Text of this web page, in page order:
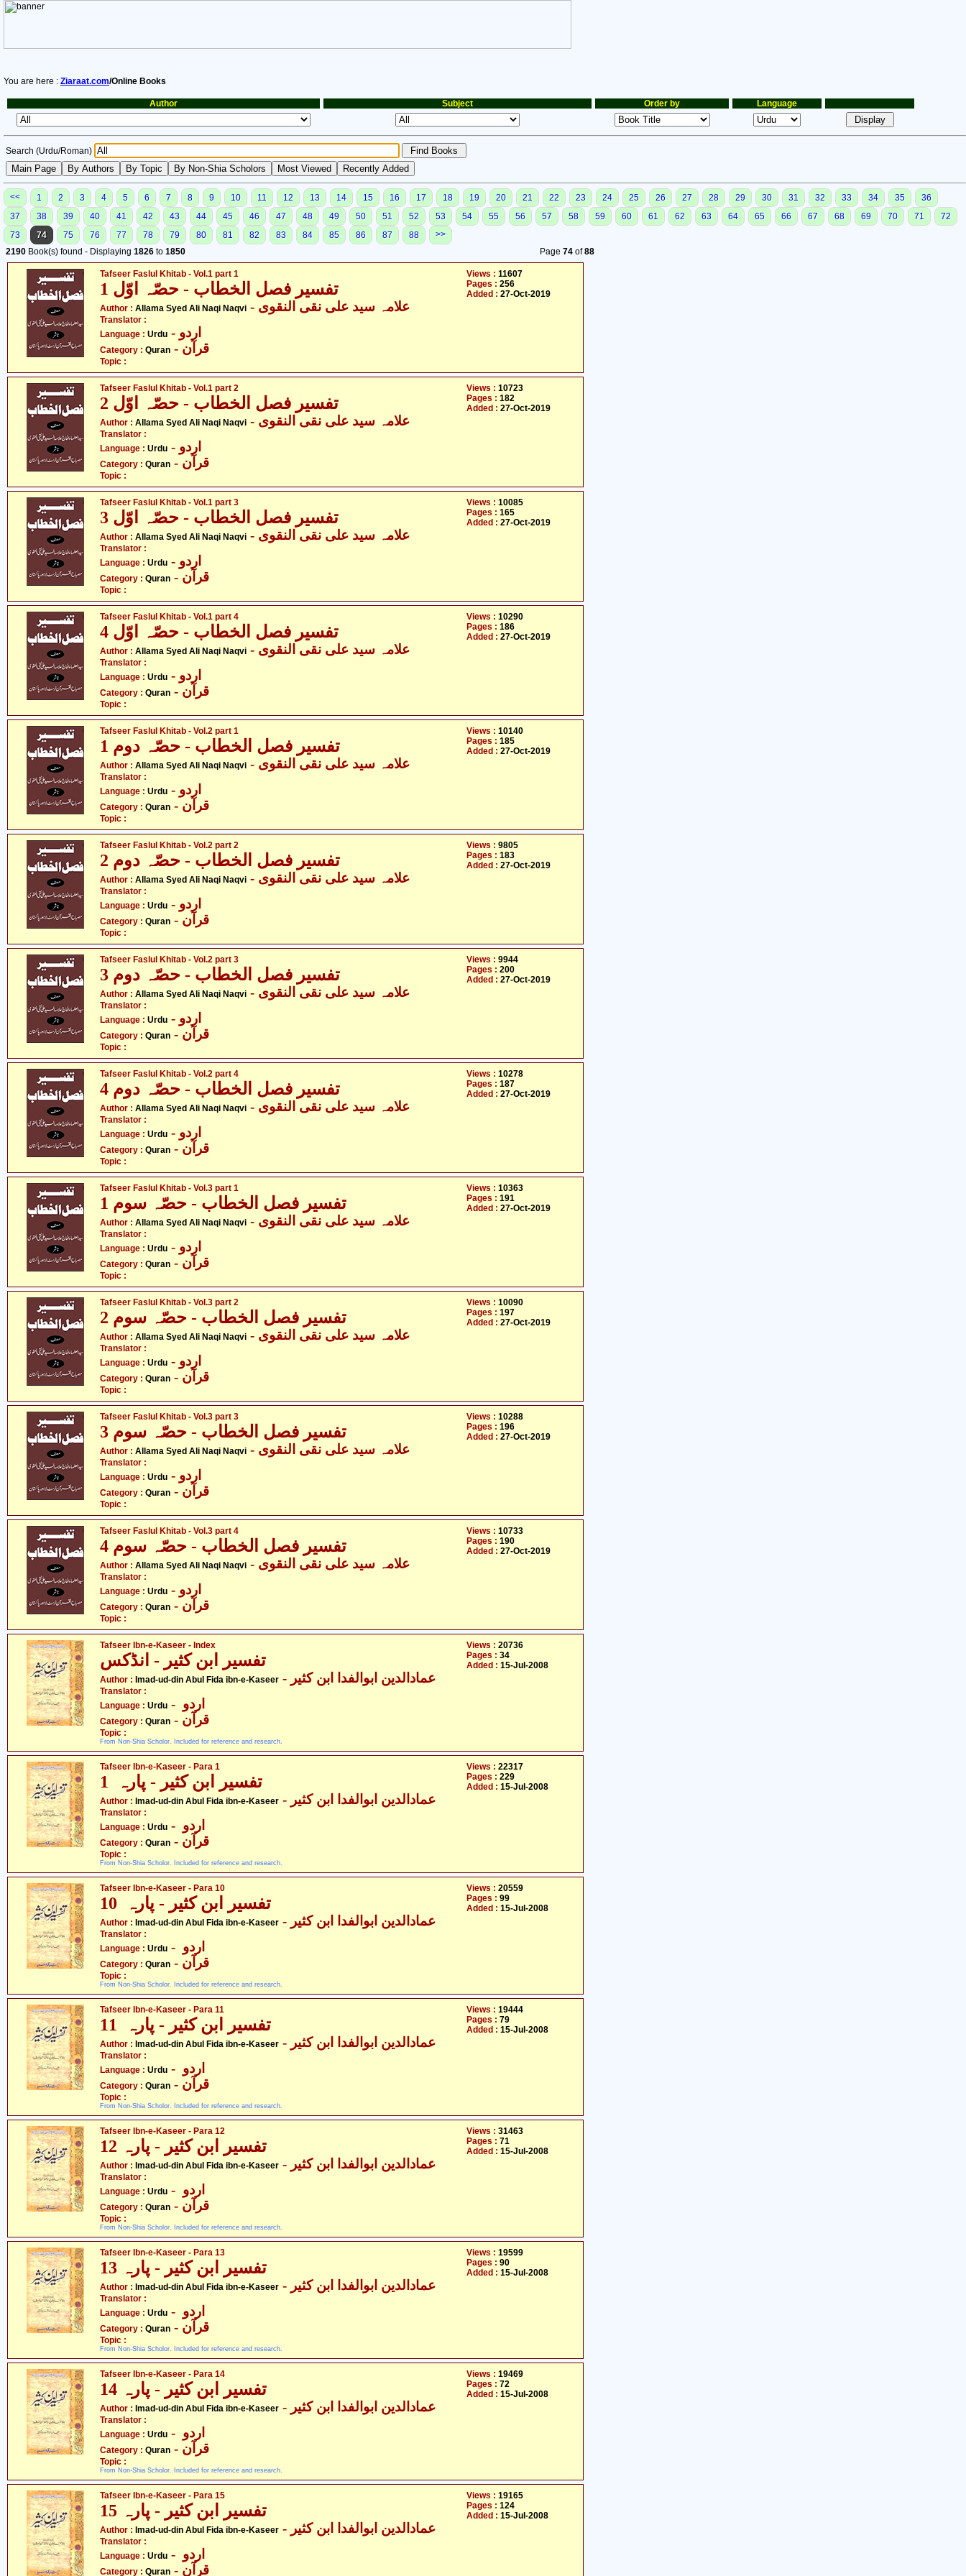
You are here : Ziaraat.com/Online Books
Author Subject Order by Language
Search (Urdu/Roman)
<< 1 2 3 4 5 6 7 8 9 10 11 12 13 14 15 16 17 18 19 20 21 22 23 24 25 26 27 28 29 30 31 32 33 34 35
36
37
38 39 40 41 42 43 44 45 46 47 48 49 50 51 52 53 54 55 56 57 58 59 60 61 62 63 64 65 66 67 68 69 70 71
72
73
74 75 76 77 78 79 80 81 82 83 84 85 86 87 88
>>
2190 Book(s) found - Displaying 1826 to 1850 Page 74of88
Tafseer Faslul Khitab - Vol.1 part 1
تفسیر فصل الخطاب - حصّہ اوّل 1
Author : Allama Syed Ali Naqi Naqvi - علامہ سید علی نقی النقوی
Translator :
Language : Urdu - اردو
Category : Quran - قرآن
Topic :
Views : 11607
Pages : 256
Added : 27-Oct-2019
Tafseer Faslul Khitab - Vol.1 part 2
تفسیر فصل الخطاب - حصّہ اوّل 2
Author : Allama Syed Ali Naqi Naqvi - علامہ سید علی نقی النقوی
Translator :
Language : Urdu - اردو
Category : Quran - قرآن
Topic :
Views : 10723
Pages : 182
Added : 27-Oct-2019
Tafseer Faslul Khitab - Vol.1 part 3
تفسیر فصل الخطاب - حصّہ اوّل 3
Author : Allama Syed Ali Naqi Naqvi - علامہ سید علی نقی النقوی
Translator :
Language : Urdu - اردو
Category : Quran - قرآن
Topic :
Views : 10085
Pages : 165
Added : 27-Oct-2019
Tafseer Faslul Khitab - Vol.1 part 4
تفسیر فصل الخطاب - حصّہ اوّل 4
Author : Allama Syed Ali Naqi Naqvi - علامہ سید علی نقی النقوی
Translator :
Language : Urdu - اردو
Category : Quran - قرآن
Topic :
Views : 10290
Pages : 186
Added : 27-Oct-2019
Tafseer Faslul Khitab - Vol.2 part 1
تفسیر فصل الخطاب - حصّہ دوم 1
Author : Allama Syed Ali Naqi Naqvi - علامہ سید علی نقی النقوی
Translator :
Language : Urdu - اردو
Category : Quran - قرآن
Topic :
Views : 10140
Pages : 185
Added : 27-Oct-2019
Tafseer Faslul Khitab - Vol.2 part 2
تفسیر فصل الخطاب - حصّہ دوم 2
Author : Allama Syed Ali Naqi Naqvi - علامہ سید علی نقی النقوی
Translator :
Language : Urdu - اردو
Category : Quran - قرآن
Topic :
Views : 9805
Pages : 183
Added : 27-Oct-2019
Tafseer Faslul Khitab - Vol.2 part 3
تفسیر فصل الخطاب - حصّہ دوم 3
Author : Allama Syed Ali Naqi Naqvi - علامہ سید علی نقی النقوی
Translator :
Language : Urdu - اردو
Category : Quran - قرآن
Topic :
Views : 9944
Pages : 200
Added : 27-Oct-2019
Tafseer Faslul Khitab - Vol.2 part 4
تفسیر فصل الخطاب - حصّہ دوم 4
Author : Allama Syed Ali Naqi Naqvi - علامہ سید علی نقی النقوی
Translator :
Language : Urdu - اردو
Category : Quran - قرآن
Topic :
Views : 10278
Pages : 187
Added : 27-Oct-2019
Tafseer Faslul Khitab - Vol.3 part 1
تفسیر فصل الخطاب - حصّہ سوم 1
Author : Allama Syed Ali Naqi Naqvi - علامہ سید علی نقی النقوی
Translator :
Language : Urdu - اردو
Category : Quran - قرآن
Topic :
Views : 10363
Pages : 191
Added : 27-Oct-2019
Tafseer Faslul Khitab - Vol.3 part 2
تفسیر فصل الخطاب - حصّہ سوم 2
Author : Allama Syed Ali Naqi Naqvi - علامہ سید علی نقی النقوی
Translator :
Language : Urdu - اردو
Category : Quran - قرآن
Topic :
Views : 10090
Pages : 197
Added : 27-Oct-2019
Tafseer Faslul Khitab - Vol.3 part 3
تفسیر فصل الخطاب - حصّہ سوم 3
Author : Allama Syed Ali Naqi Naqvi - علامہ سید علی نقی النقوی
Translator :
Language : Urdu - اردو
Category : Quran - قرآن
Topic :
Views : 10288
Pages : 196
Added : 27-Oct-2019
Tafseer Faslul Khitab - Vol.3 part 4
تفسیر فصل الخطاب - حصّہ سوم 4
Author : Allama Syed Ali Naqi Naqvi - علامہ سید علی نقی النقوی
Translator :
Language : Urdu - اردو
Category : Quran - قرآن
Topic :
Views : 10733
Pages : 190
Added : 27-Oct-2019
Tafseer Ibn-e-Kaseer - Index
تفسیر ابن کثیر - انڈکس
Author : Imad-ud-din Abul Fida ibn-e-Kaseer - عمادالدین ابوالفدا ابن کثیر
Translator :
Language : Urdu
Category : Quran - قرآن
Topic :
From Non-Shia Scholor. Included for reference and research.
Views : 20736
Pages : 34
Added : 15-Jul-2008
Tafseer Ibn-e-Kaseer - Para 1
تفسیر ابن کثیر - پارہ 1
Author : Imad-ud-din Abul Fida ibn-e-Kaseer - عمادالدین ابوالفدا ابن کثیر
Translator :
Language : Urdu
Category : Quran - قرآن
Topic :
From Non-Shia Scholor. Included for reference and research.
Views : 22317
Pages : 229
Added : 15-Jul-2008
Tafseer Ibn-e-Kaseer - Para 10
تفسیر ابن کثیر - پارہ 10
Author : Imad-ud-din Abul Fida ibn-e-Kaseer - عمادالدین ابوالفدا ابن کثیر
Translator :
Language : Urdu
Category : Quran - قرآن
Topic :
From Non-Shia Scholor. Included for reference and research.
Views : 20559
Pages : 99
Added : 15-Jul-2008
Tafseer Ibn-e-Kaseer - Para 11
تفسیر ابن کثیر - پارہ 11
Author : Imad-ud-din Abul Fida ibn-e-Kaseer - عمادالدین ابوالفدا ابن کثیر
Translator :
Language : Urdu
Category : Quran - قرآن
Topic :
From Non-Shia Scholor. Included for reference and research.
Views : 19444
Pages : 79
Added : 15-Jul-2008
Tafseer Ibn-e-Kaseer - Para 12
تفسیر ابن کثیر - پارہ 12
Author : Imad-ud-din Abul Fida ibn-e-Kaseer - عمادالدین ابوالفدا ابن کثیر
Translator :
Language : Urdu
Category : Quran - قرآن
Topic :
From Non-Shia Scholor. Included for reference and research.
Views : 31463
Pages : 71
Added : 15-Jul-2008
Tafseer Ibn-e-Kaseer - Para 13
تفسیر ابن کثیر - پارہ 13
Author : Imad-ud-din Abul Fida ibn-e-Kaseer - عمادالدین ابوالفدا ابن کثیر
Translator :
Language : Urdu
Category : Quran - قرآن
Topic :
From Non-Shia Scholor. Included for reference and research.
Views : 19599
Pages : 90
Added : 15-Jul-2008
Tafseer Ibn-e-Kaseer - Para 14
تفسیر ابن کثیر - پارہ 14
Author : Imad-ud-din Abul Fida ibn-e-Kaseer - عمادالدین ابوالفدا ابن کثیر
Translator :
Language : Urdu
Category : Quran - قرآن
Topic :
From Non-Shia Scholor. Included for reference and research.
Views : 19469
Pages : 72
Added : 15-Jul-2008
Tafseer Ibn-e-Kaseer - Para 15
تفسیر ابن کثیر - پارہ 15
Author : Imad-ud-din Abul Fida ibn-e-Kaseer - عمادالدین ابوالفدا ابن کثیر
Translator :
Language : Urdu
Category : Quran - قرآن
Views : 19165
Pages : 124
Added : 15-Jul-2008